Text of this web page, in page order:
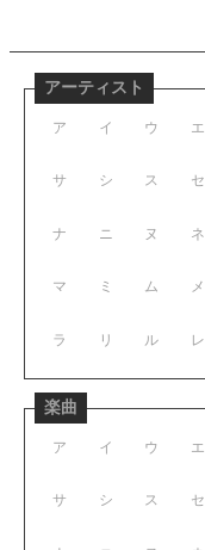
アーティスト
ア イ ウ エ
サ シ ス セ
ナ ニ ヌ ネ
マ ミ ム メ
ラ リ ル レ
楽曲
ア イ ウ エ
サ シ ス セ